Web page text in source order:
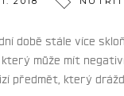
době stále více
může mít
předmět, který